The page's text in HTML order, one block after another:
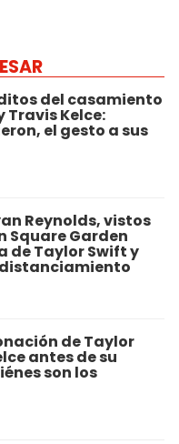
del casamiento
Travis Kelce:
el gesto a sus
Reynolds, vistos
Square Garden
de Taylor Swift y
distanciamiento
de Taylor
antes de su
son los